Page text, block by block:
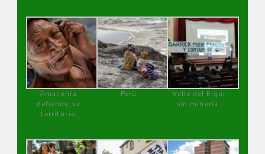
Amazonía
defiende su
territorio
Perú
Valle del Elqui
sin minería.